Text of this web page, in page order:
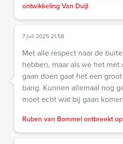
ontwikkeling Van Duijl
7 juli 2025 21:58
Met alle respect naar de
hebben, maar als we het
gaan doen gaat het een
bang. Kunnen allemaal nog
moet echt wat bij gaan
Ruben van Bommel ontbreekt